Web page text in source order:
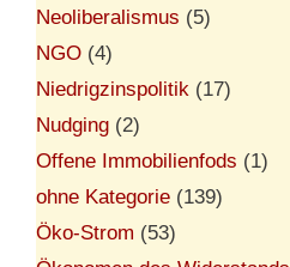
Neoliberalismus (5)
NGO (4)
Niedrigzinspolitik (17)
Nudging (2)
Offene Immobilienfods (1)
ohne Kategorie (139)
Öko-Strom (53)